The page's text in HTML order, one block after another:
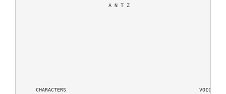
                             A N T Z
     CHARACTERS                                            VOICES